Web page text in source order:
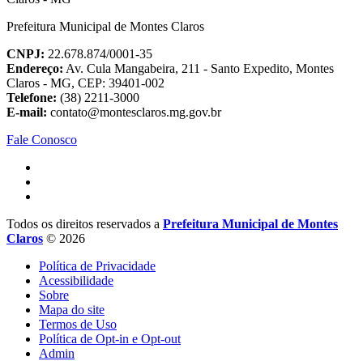
Prefeitura Municipal de Montes Claros
CNPJ: 22.678.874/0001-35
Endereço: Av. Cula Mangabeira, 211 - Santo Expedito, Montes
Claros - MG, CEP: 39401-002
Telefone: (38) 2211-3000
E-mail: contato@montesclaros.mg.gov.br
Fale Conosco
Todos os direitos reservados a Prefeitura Municipal de Montes
Claros © 2026
Política de Privacidade
Acessibilidade
Sobre
Mapa do site
Termos de Uso
Política de Opt-in e Opt-out
Admin